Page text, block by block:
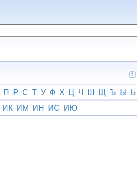
П Р С Т У Ф Х Ц Ч Ш Щ Ъ Ы Ь
ИК ИМ ИН ИС ИЮ